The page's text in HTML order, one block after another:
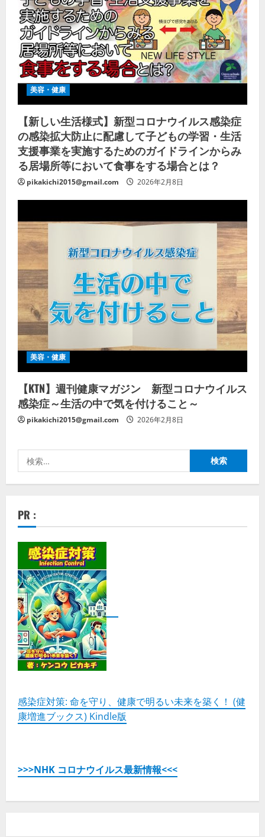
美容・健康
【新しい生活様式】新型コロナウイルス感染症
の感染拡大防止に配慮して子どもの学習・生活
支援事業を実施するためのガイドラインからみ
る居場所等において食事をする場合とは？
pikakichi2015@gmail.com 2026年2月8日
美容・健康
【KTN】週刊健康マガジン 新型コロナウイルス
感染症～生活の中で気を付けること～
pikakichi2015@gmail.com 2026年2月8日
索:
PR :
感染症対策: 命を守り、健康で明るい未来を築く！ (健
康増進ブックス) Kindle版
>>>NHK コロナウイルス最新情報<<<